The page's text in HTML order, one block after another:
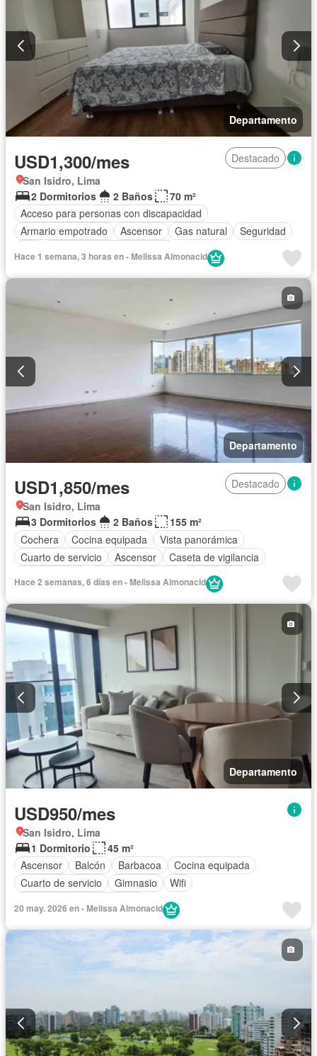
Departamento
USD1,300/mes
Destacado
San Isidro, Lima
2 Dormitorios
2 Baños
70 m²
Acceso para personas con discapacidad
Armario empotrado
Ascensor Gas natural
Seguridad
Hace 1 semana, 3 horas en - Melissa Almonacid
Departamento
USD1,850/mes
Destacado
San Isidro, Lima
3 Dormitorios
2 Baños
155 m²
Cochera
Cocina equipada
Vista panorámica
Cuarto de servicio
Ascensor
Caseta de vigilancia
Sin amoblar
Hace 2 semanas, 6 días en - Melissa Almonacid
Departamento
USD950/mes
San Isidro, Lima
1 Dormitorio
45 m²
Ascensor
Balcón Barbacoa
Cocina equipada
Cuarto de servicio
Gimnasio
Wifi
20 may. 2026 en - Melissa Almonacid